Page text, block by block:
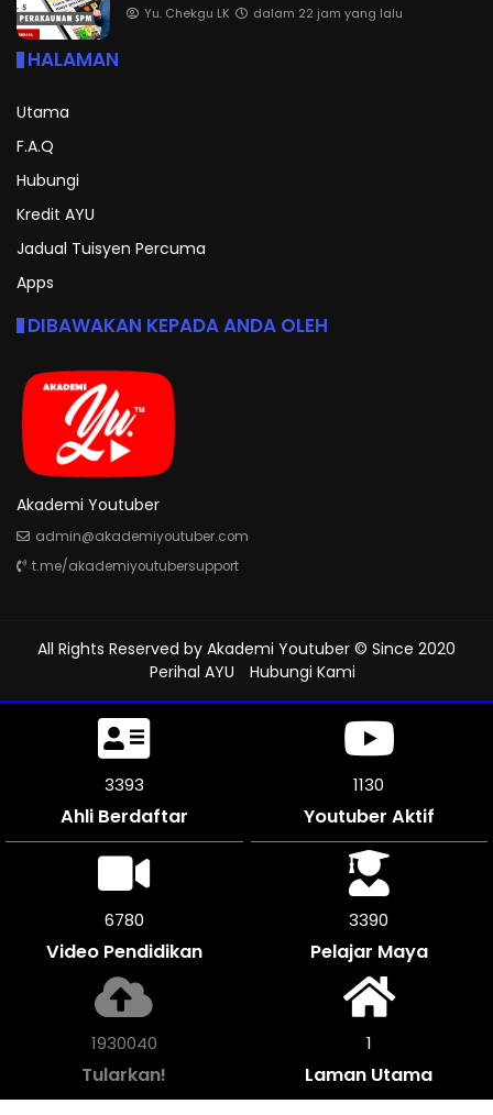
Yu. Chekgu LK dalam 22 jam yang lalu
HALAMAN
Utama
F.A.Q
Hubungi
Kredit AYU
Jadual Tuisyen Percuma
Apps
DIBAWAKAN KEPADA ANDA OLEH
Akademi Youtuber
admin@akademiyoutuber.com
t.me/akademiyoutubersupport
All Rights Reserved by Akademi Youtuber © Since 2020
Perihal AYU
Hubungi Kami
3786
Ahli Berdaftar
1261
Youtuber Aktif
7566
Video Pendidikan
3783
Pelajar Maya
2153788
Tularkan!
1
Laman Utama